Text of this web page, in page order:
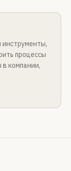
процессы
компании,